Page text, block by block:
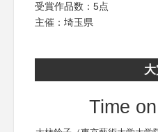
受賞作品数：5点
主催：埼玉県
Time